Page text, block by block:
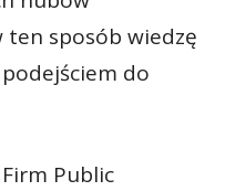
ten sposób wiedzę
do
Public